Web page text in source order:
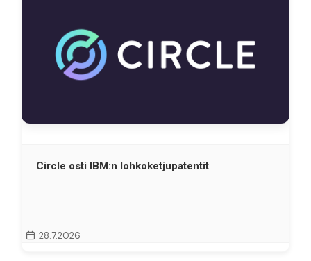
Circle osti IBM:n lohkoketjupatentit
28.7.2026